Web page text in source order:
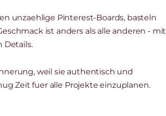
unzaehlige Pinterest-Boards, basteln
ist anders als alle anderen - mit
Details.
weil sie authentisch und
Zeit fuer alle Projekte einzuplanen.